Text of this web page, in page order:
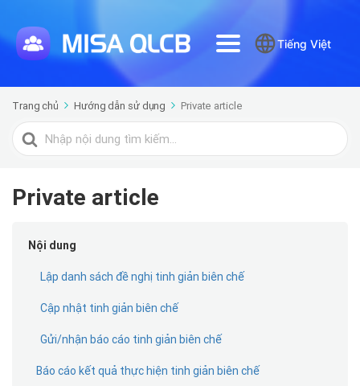
Tiếng Việt
Trang chủ Hướng dẫn sử dụng Private article
Tìm
kiếm
Private article
Nội dung
Lập danh sách đề nghị tinh giản biên chế
Cập nhật tinh giản biên chế
Gửi/nhận báo cáo tinh giản biên chế
Báo cáo kết quả thực hiện tinh giản biên chế